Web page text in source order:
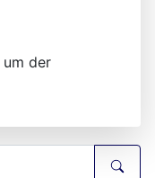
um der